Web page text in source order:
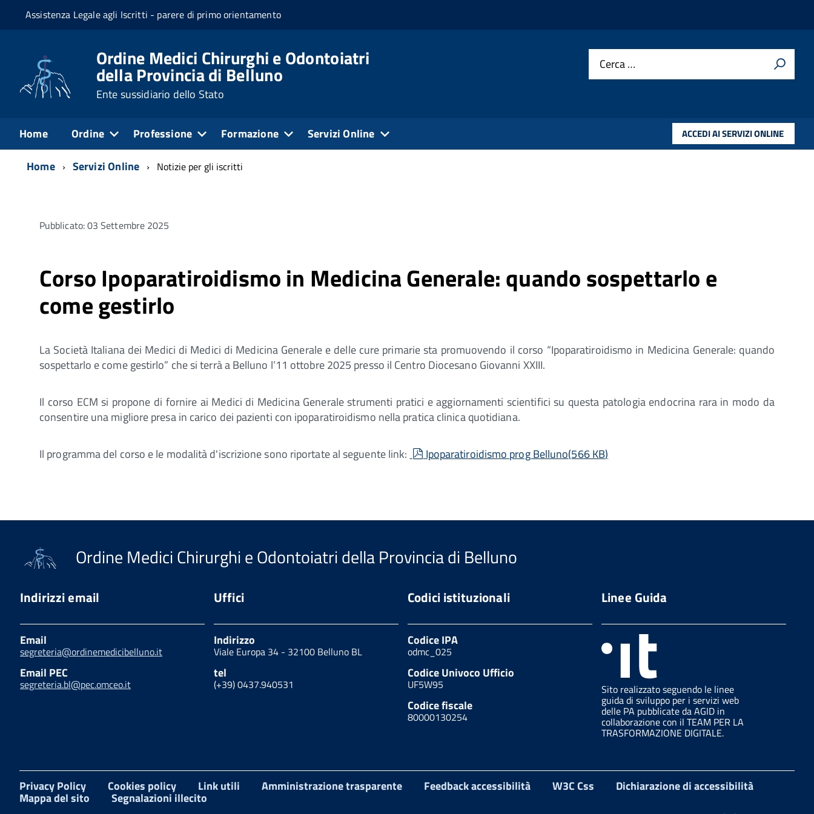
Assistenza Legale agli Iscritti - parere di primo orientamento
Ordine Medici Chirurghi e Odontoiatri
della Provincia di Belluno
Ente sussidiario dello Stato
Cerca …
Home Ordine Professione Formazione Servizi Online ACCEDI AI SERVIZI ONLINE
Home Servizi Online Notizie per gli iscritti
Pubblicato: 03 Settembre 2025
Corso Ipoparatiroidismo in Medicina Generale: quando sospettarlo e
come gestirlo
La Società Italiana dei Medici di Medici di Medicina Generale e delle cure primarie sta promuovendo il corso “Ipoparatiroidismo in Medicina Generale: quando
sospettarlo e come gestirlo” che si terrà a Belluno l’11 ottobre 2025 presso il Centro Diocesano Giovanni XXIII.
Il corso ECM si propone di fornire ai Medici di Medicina Generale strumenti pratici e aggiornamenti scientifici su questa patologia endocrina rara in modo da
consentire una migliore presa in carico dei pazienti con ipoparatiroidismo nella pratica clinica quotidiana.
Il programma del corso e le modalità d'iscrizione sono riportate al seguente link: pdf
Ipoparatiroidismo prog Belluno(566 KB)
Ordine Medici Chirurghi e Odontoiatri della Provincia di Belluno
Indirizzi email
Email
segreteria@ordinemedicibelluno.it
Email PEC
segreteria.bl@pec.omceo.it
Uffici
Indirizzo
Viale Europa 34 - 32100 Belluno BL
tel
(+39) 0437.940531
Codici istituzionali
Codice IPA
odmc_025
Codice Univoco Ufficio
UF5W95
Codice fiscale
80000130254
Linee Guida
Sito realizzato seguendo le linee
guida di sviluppo per i servizi web
delle PA pubblicate da AGID in
collaborazione con il TEAM PER LA
TRASFORMAZIONE DIGITALE.
Privacy Policy Cookies policy Link utili Amministrazione trasparente Feedback accessibilità W3C Css Dichiarazione di accessibilità
Mappa del sito Segnalazioni illecito